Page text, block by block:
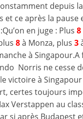
depuis
et ce après la pause
en juge : Plus
8à Monza, plus 3
à
Norris ne cesse
victoire à
certes toujours
Verstappen au
si après Budapest